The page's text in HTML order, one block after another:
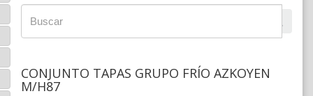
CONJUNTO TAPAS GRUPO FRÍO AZKOYEN
M/H87